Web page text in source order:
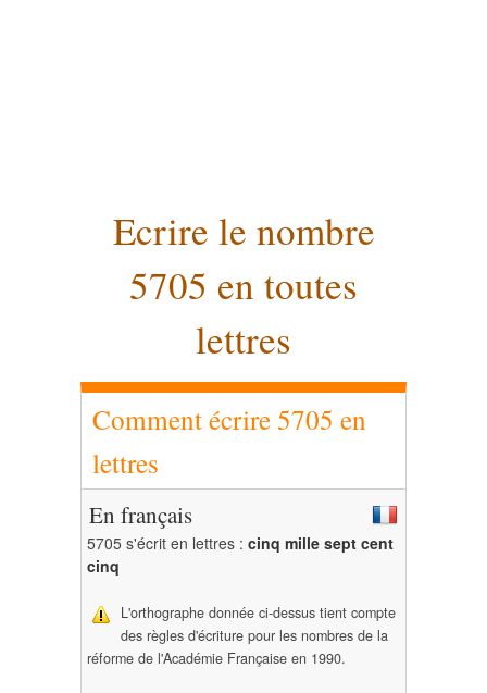
Ecrire le nombre
5705 en toutes
lettres
Comment écrire 5705 en
lettres
En français
5705 s'écrit en lettres : cinq mille sept cent
cinq
L'orthographe donnée ci-dessus tient compte
des règles d'écriture pour les nombres de la
réforme de l'Académie Française en 1990.